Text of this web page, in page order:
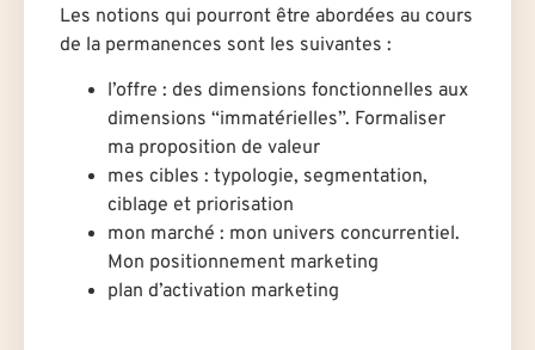
Les notions qui pourront être abordées au cours
de la permanences sont les suivantes :
l’offre : des dimensions fonctionnelles aux
dimensions “immatérielles”. Formaliser
ma proposition de valeur
mes cibles : typologie, segmentation,
ciblage et priorisation
mon marché : mon univers concurrentiel.
Mon positionnement marketing
plan d’activation marketing